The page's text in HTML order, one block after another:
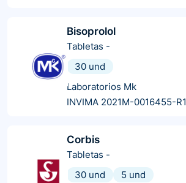
Bisoprolol
Tabletas -
30 und
Laboratorios Mk
INVIMA 2021M-0016455-R1
Corbis
Tabletas -
30 und
5 und